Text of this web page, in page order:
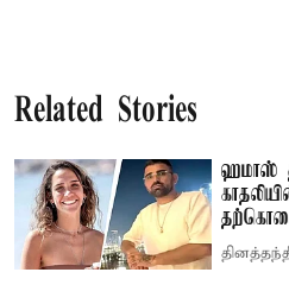
Related Stories
ஹமாஸ்